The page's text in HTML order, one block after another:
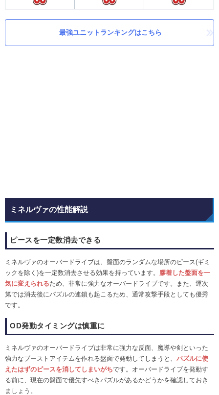
最強ユニットランキングはこちら
ミネルヴァの性能解説
ピースを一定数消去できる
ミネルヴァのオーバードライブは、盤面のランダムな場所のピース(ギミ
ックを除く)を一定数消去させる効果を持っています。 膠着した盤面を一
気に変えられるため、非常に強力なオーバードライブです。また、運次
第では消去後にパズルの連鎖も起こるため、通常攻撃手段としても優秀
です。
OD発動タイミングは慎重に
ミネルヴァのオーバードライブは非常に強力な反面、魔導や剣といった
強力なブーストアイテムを作れる盤面で発動してしまうと、 パズルに使
えたはずのピースを消してしまいがちです。オーバードライブを発動す
る前に、現在の盤面で優先すべきパズルがあるかどうかを確認しておき
ましょう。